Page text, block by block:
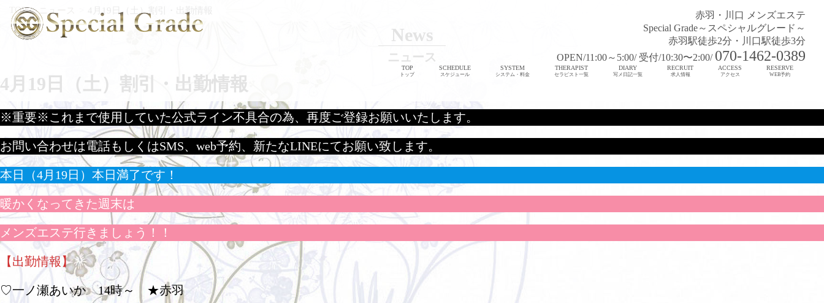
赤羽・川口 メンズエステ
Special Grade～スペシャルグレード～
赤羽駅徒歩2分・川口駅徒歩3分
OPEN/11:00～5:00/ 受付/10:30〜2:00/ 070-1462-0389
TOP
トップ
SCHEDULE
スケジュール
SYSTEM
システム・料金
THERAPIST
セラピスト一覧
DIARY
写メ日記一覧
RECRUIT
求人情報
ACCESS
アクセス
RESERVE
WEB予約
TOP ニュース 4月19日（土）割引・出勤情報
News
ニュース
4月19日（土）割引・出勤情報
※重要※これまで使用していた公式ライン不具合の為、再度ご登録お願いいたします。
お問い合わせは電話もしくはSMS、web予約、新たなLINEにてお願い致します。
本日（4月19日）本日満了です！
暖かくなってきた週末は
メンズエステ行きましょう！！
【出勤情報】
♡一ノ瀬あいか 14時～ ★赤羽